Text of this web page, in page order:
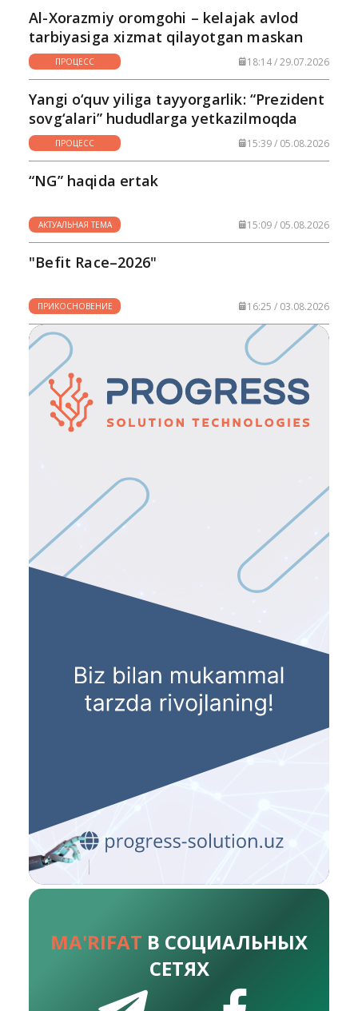
Al-Xorazmiy oromgohi – kelajak avlod
tarbiyasiga xizmat qilayotgan maskan
ПРОЦЕСС 18:14 / 29.07.2026
Yangi o‘quv yiliga tayyorgarlik: “Prezident
sovg‘alari” hududlarga yetkazilmoqda
ПРОЦЕСС 15:39 / 05.08.2026
“NG” haqida ertak
АКТУАЛЬНАЯ ТЕМА 15:09 / 05.08.2026
"Befit Race–2026"
ПРИКОСНОВЕНИЕ 16:25 / 03.08.2026
MA'RIFAT В СОЦИАЛЬНЫХ
СЕТЯХ